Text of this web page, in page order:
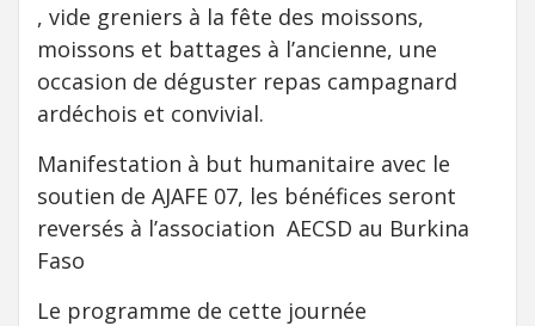
, vide greniers à la fête des moissons,
moissons et battages à l’ancienne, une
occasion de déguster repas campagnard
ardéchois et convivial.
Manifestation à but humanitaire avec le
soutien de AJAFE 07, les bénéfices seront
reversés à l’association AECSD au Burkina
Faso
Le programme de cette journée